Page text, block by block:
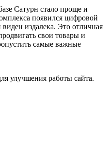
Сатурн стало проще и
появился цифровой
издалека. Это отличная
свои товары и
самые важные
улучшения работы сайта.